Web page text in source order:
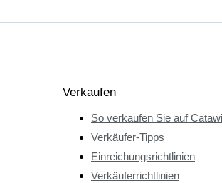
Verkaufen
So verkaufen Sie auf
Verkäufer-Tipps
Einreichungsrichtlinien
Verkäuferrichtlinien